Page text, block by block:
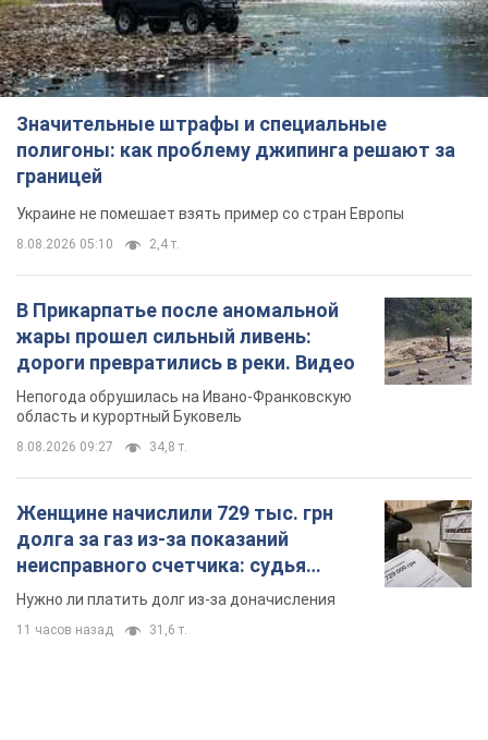
Значительные штрафы и специальные
полигоны: как проблему джипинга решают за
границей
Украине не помешает взять пример со стран Европы
8.08.2026 05:10 2,4 т.
В Прикарпатье после аномальной
жары прошел сильный ливень:
дороги превратились в реки. Видео
Непогода обрушилась на Ивано-Франковскую
область и курортный Буковель
8.08.2026 09:27 34,8 т.
Женщине начислили 729 тыс. грн
долга за газ из-за показаний
неисправного счетчика: судья
вынес неожиданное решение
Нужно ли платить долг из-за доначисления
11 часов назад 31,6 т.